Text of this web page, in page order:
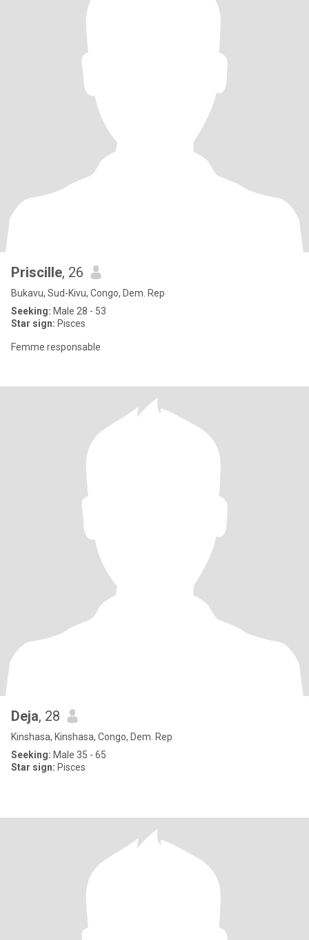
Priscille, 26
Bukavu, Sud-Kivu, Congo, Dem. Rep
Seeking: Male 28 - 53
Star sign: Pisces
Femme responsable
Deja, 28
Kinshasa, Kinshasa, Congo, Dem. Rep
Seeking: Male 35 - 65
Star sign: Pisces